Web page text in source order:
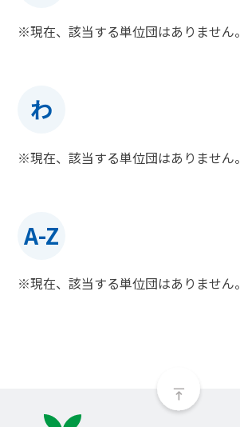
※現在、該当する単位団はありません。
わ
※現在、該当する単位団はありません。
A-Z
※現在、該当する単位団はありません。